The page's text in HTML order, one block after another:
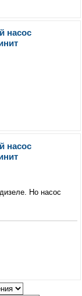
насос
насос
Но насос